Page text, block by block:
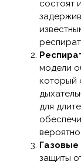
состоят
модели
который
для
защиты